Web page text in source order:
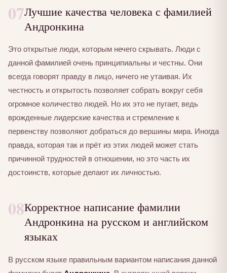
07Лучшие качества человека с фамилией
Андронкина
Это открытые люди, которым нечего скрывать. Люди с
данной фамилией очень принципиальны и честны. Они
всегда говорят правду в лицо, ничего не утаивая. Их
честность и открытость позволяет собрать вокруг себя
огромное количество людей. Но их это не пугает, ведь
врожденные лидерские качества и стремление к
первенству позволяют добраться до вершины мира. Иногда
правда, которая так и прёт из этих людей может стать
причинной трудностей в отношении, но это часть их
достоинств, которые делают их личностью.
08Корректное написание фамилии
Андронкина на русском и английском
языках
В русском языке правильным вариантом написания данной